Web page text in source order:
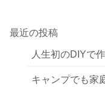
最近の投稿
人生初のDIYで
キャンプでも家